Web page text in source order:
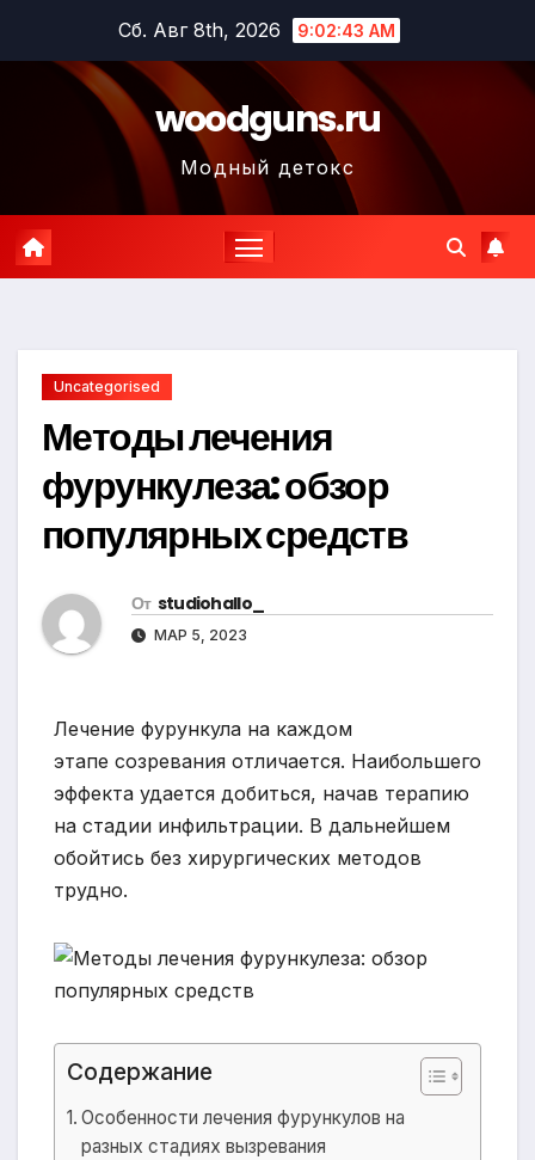
содержимому
Сб. Авг 8th, 2026 9:02:44 AM
woodguns.ru
Модный детокс
Uncategorised
Методы лечения
фурункулеза: обзор
популярных средств
От studiohallo_
МАР 5, 2023
Лечение фурункула на каждом
этапе созревания отличается. Наибольшего
эффекта удается добиться, начав терапию
на стадии инфильтрации. В дальнейшем
обойтись без хирургических методов
трудно.
Содержание
Особенности лечения фурункулов на
разных стадиях вызревания